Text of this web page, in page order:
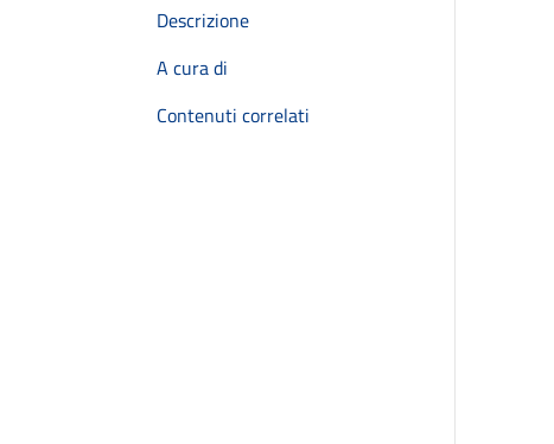
Descrizione
A cura di
Contenuti correlati